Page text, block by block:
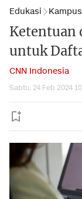
Edukasi Kampus
Ketentuan
untuk
CNN Indonesia
Sabtu, 24 Feb 2024